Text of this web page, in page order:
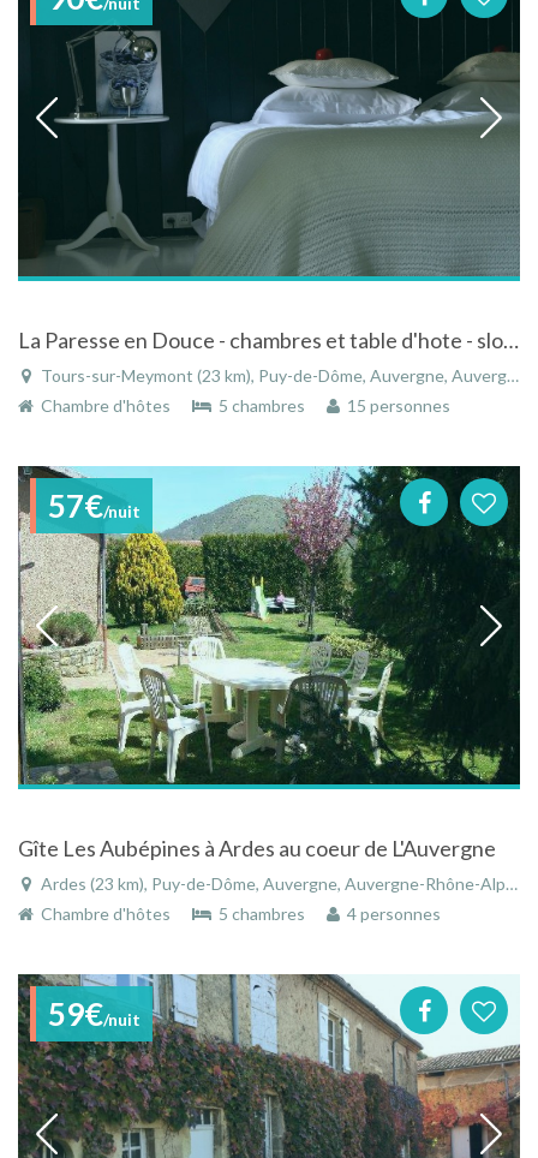
La Paresse en Douce - chambres et table d'hote - slow down, stay a while...
Tours-sur-Meymont (23 km), Puy-de-Dôme, Auvergne, Auvergne-Rhône-Alpes, France
Chambre d'hôtes
5 chambres 15 personnes
57€/nuit
Gîte Les Aubépines à Ardes au coeur de L'Auvergne
Ardes (23 km), Puy-de-Dôme, Auvergne, Auvergne-Rhône-Alpes, France
Chambre d'hôtes
5 chambres 4 personnes
59€/nuit